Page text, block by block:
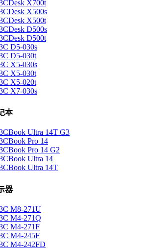
X700t
X500s
X500t
D500s
D500t
D5-030s
D5-030t
X5-030s
X5-030t
X5-020t
X7-030s
本
Ultra 14T G3
Pro 14
Pro 14 G2
Ultra 14
Ultra 14T
器
M8-271U
M4-271Q
M4-271F
M4-245F
M4-242FD